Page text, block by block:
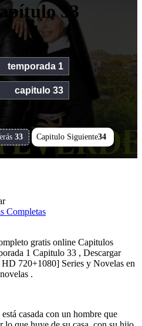
33
33 Capitulo Siguiente34
Completas
gratis online Capitulos
1 Capitulo 33 , Descargar
720+1080] Series y Novelas en
.
casada con un hombre que